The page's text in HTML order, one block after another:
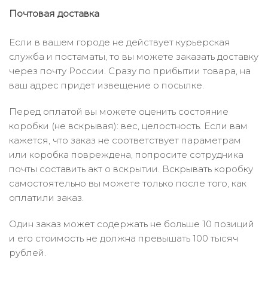
Почтовая доставка
Если в вашем городе не действует курьерская
служба и постаматы, то вы можете заказать доставку
через почту России. Сразу по прибытии товара, на
ваш адрес придет извещение о посылке.
Перед оплатой вы можете оценить состояние
коробки (не вскрывая): вес, целостность. Если вам
кажется, что заказ не соответствует параметрам
или коробка повреждена, попросите сотрудника
почты составить акт о вскрытии. Вскрывать коробку
самостоятельно вы можете только после того, как
оплатили заказ.
Один заказ может содержать не больше 10 позиций
и его стоимость не должна превышать 100 тысяч
рублей.